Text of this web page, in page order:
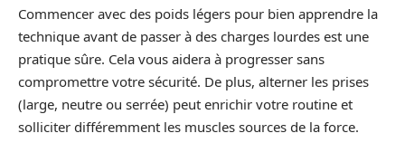
Commencer avec des poids légers pour bien apprendre la
technique avant de passer à des charges lourdes est une
pratique sûre. Cela vous aidera à progresser sans
compromettre votre sécurité. De plus, alterner les prises
(large, neutre ou serrée) peut enrichir votre routine et
solliciter différemment les muscles sources de la force.